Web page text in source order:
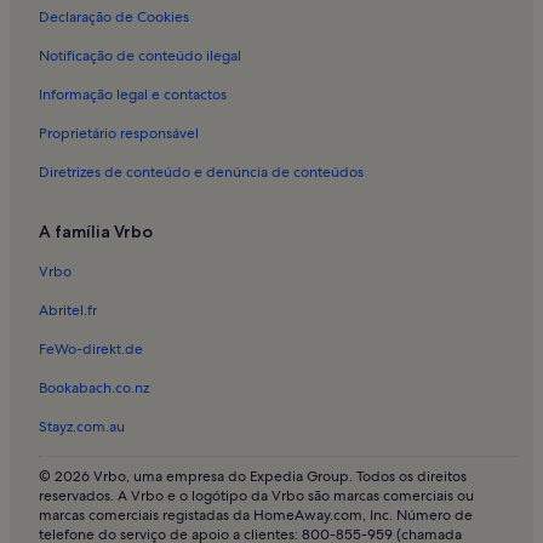
Alojamento para férias em Mercado Municipal de Faro
Alojamento para férias em Olhão
Alojamento para férias em Arrochela
Alojamento para férias em Arco da Porta Nova
Moradias de luxo em Faro
Casas em Faro
Quintas em Faro
Casas em Moncarapacho
Declaração de Cookies
Notificação de conteúdo ilegal
Informação legal e contactos
Proprietário responsável
Diretrizes de conteúdo e denúncia de conteúdos
A família Vrbo
Vrbo
Abritel.fr
FeWo-direkt.de
Bookabach.co.nz
Stayz.com.au
© 2026 Vrbo, uma empresa do Expedia Group. Todos os direitos
reservados. A Vrbo e o logótipo da Vrbo são marcas comerciais ou
marcas comerciais registadas da HomeAway.com, Inc. Número de
telefone do serviço de apoio a clientes: 800-855-959 (chamada